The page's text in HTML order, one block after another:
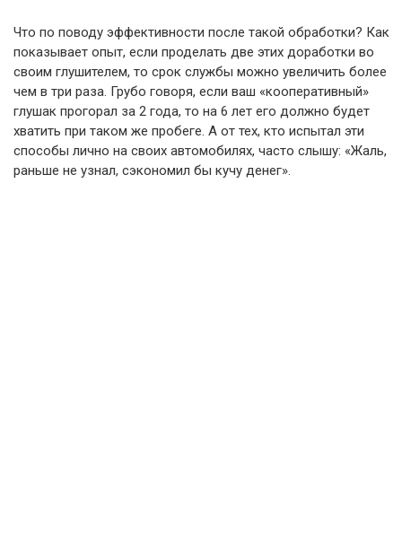
Что по поводу эффективности после такой обработки? Как
показывает опыт, если проделать две этих доработки во
своим глушителем, то срок службы можно увеличить более
чем в три раза. Грубо говоря, если ваш «кооперативный»
глушак прогорал за 2 года, то на 6 лет его должно будет
хватить при таком же пробеге. А от тех, кто испытал эти
способы лично на своих автомобилях, часто слышу: «Жаль,
раньше не узнал, сэкономил бы кучу денег».